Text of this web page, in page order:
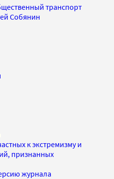
транспорт
Собянин
к экстремизму и
признанных
журнала